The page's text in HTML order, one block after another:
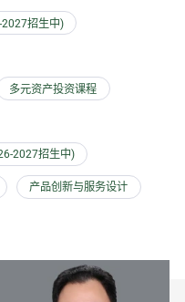
2027招生中)
多元资产投资课程
2027招生中)
产品创新与服务设计